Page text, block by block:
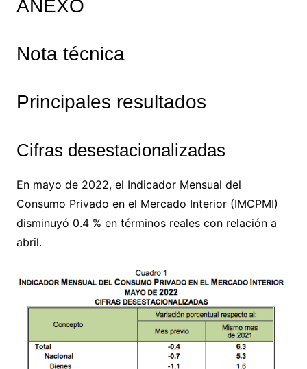
ANEXO
Nota técnica
Principales resultados
Cifras desestacionalizadas
En mayo de 2022, el Indicador Mensual del
Consumo Privado en el Mercado Interior (IMCPMI)
disminuyó 0.4 % en términos reales con relación a
abril.